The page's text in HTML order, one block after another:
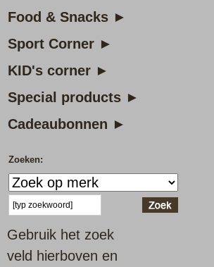
Food & Snacks ►
Sport Corner ►
KID's corner ►
Special products ►
Cadeaubonnen ►
Zoeken:
Gebruik het zoek
veld hierboven en